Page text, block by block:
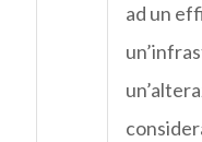
ad un